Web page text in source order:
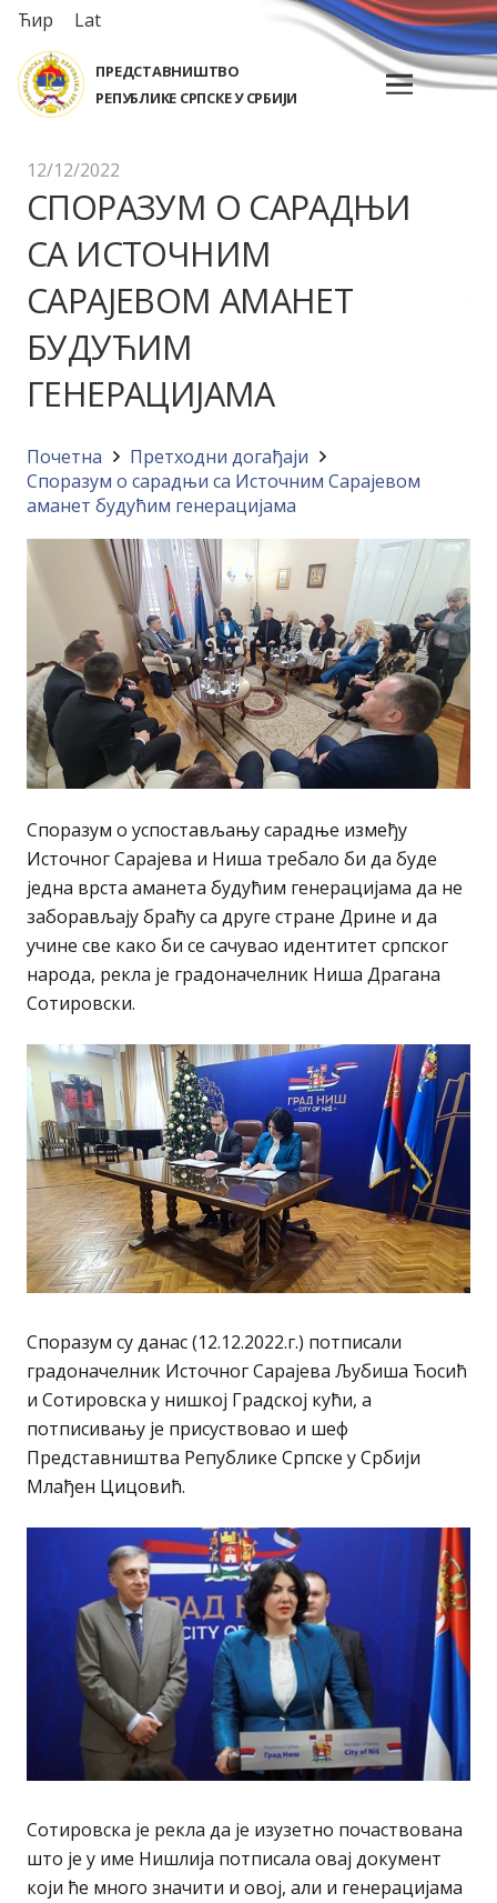
Ћир Lat
ПРЕДСТАВНИШТВО
РЕПУБЛИКЕ СРПСКЕ У СРБИЈИ
12/12/2022
СПОРАЗУМ О САРАДЊИ
СА ИСТОЧНИМ
САРАЈЕВОМ АМАНЕТ
БУДУЋИМ
ГЕНЕРАЦИЈАМА
Почетна
Претходни догађаји
Споразум о сарадњи са Источним Сарајевом
аманет будућим генерацијама
Споразум о успостављању сарадње између
Источног Сарајева и Ниша требало би да буде
једна врста аманета будућим генерацијама да не
заборављају браћу са друге стране Дрине и да
учине све како би се сачувао идентитет српског
народа, рекла је градоначелник Ниша Драгана
Сотировски.
Споразум су данас (12.12.2022.г.) потписали
градоначелник Источног Сарајева Љубиша Ћосић
и Сотировска у нишкој Градској кући, а
потписивању је присуствовао и шеф
Представништва Републике Српске у Србији
Млађен Цицовић.
Сотировска је рекла да је изузетно почаствована
што је у име Нишлија потписала овај документ
који ће много значити и овој, али и генерацијама